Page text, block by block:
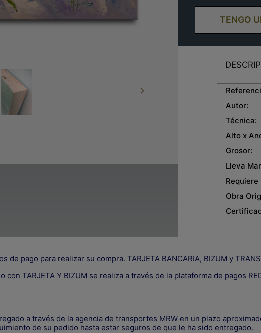

TENGO
Autor:
Técnica:
Alto x
Grosor:
Lleva
Requiere
Obra
de pago para realizar su compra. TARJETA BANCARIA, BIZUM y
con TARJETA Y BIZUM se realiza a través de la plataforma de pagos
a través de la agencia de transportes MRW en un plazo
de su pedido hasta estar seguros de que le ha sido entregado.